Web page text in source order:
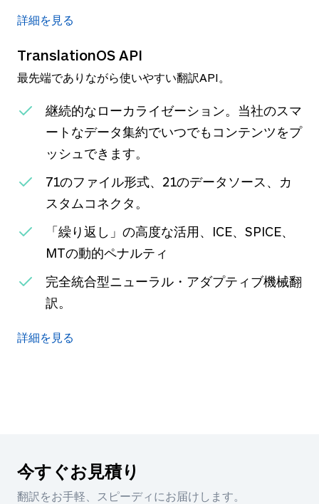
詳細を見る
TranslationOS API
最先端でありながら使いやすい翻訳API。
継続的なローカライゼーション。当社のスマ
ートなデータ集約でいつでもコンテンツをプ
ッシュできます。
71のファイル形式、21のデータソース、カ
スタムコネクタ。
「繰り返し」の高度な活用、ICE、SPICE、
MTの動的ペナルティ
完全統合型ニューラル・アダプティブ機械翻
訳。
詳細を見る
今すぐお見積り
翻訳をお手軽、スピーディにお届けします。